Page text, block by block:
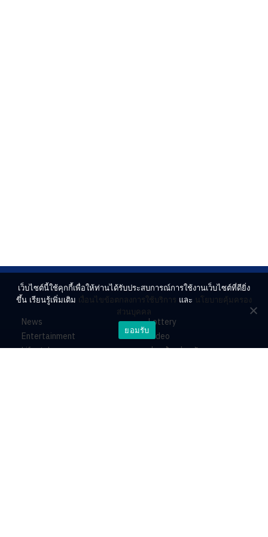
News
Entertainment
Lifestyle
Lottery
Video
ร่วมด้วยช่วยกัน
เว็บไซต์นี้ใช้คุกกี้เพื่อให้ท่านได้รับประสบการณ์การใช้งานเว็บไซต์ที่ดียิ่ง
ขึ้น เรียนรู้เพิ่มเติม เงื่อนไขข้อตกลงการใช้บริการ และ นโยบายคุ้มครอง
ส่วนบุคคล
ยอมรับ